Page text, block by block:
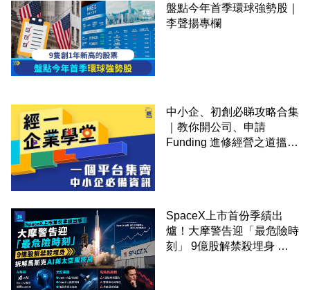
盤點今年首季環球強勢股｜
李聲揚專欄
中小企、初創必睇攻略合集
｜教你開公司、申請
Funding 進修經營之道搵大
SpaceX上市首份季績出
爐！大摩警告迎「最危險時
刻」 9億股解禁殺埋身 拆